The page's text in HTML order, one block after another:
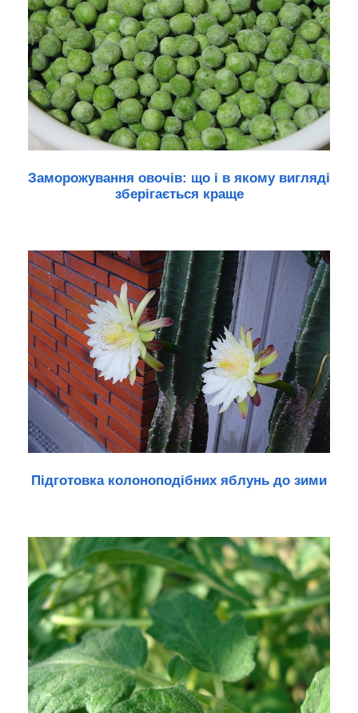
Заморожування овочів: що і в якому вигляді
зберігається краще
Підготовка колоноподібних яблунь до зими